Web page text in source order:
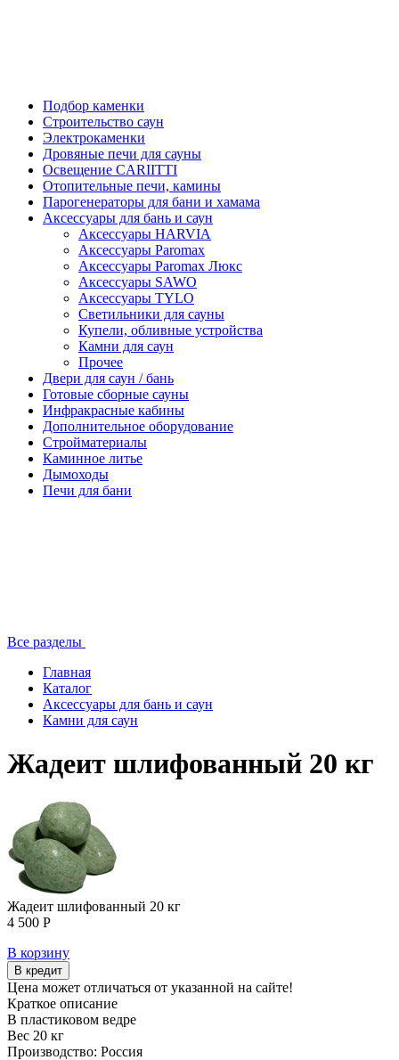
Подбор каменки
Строительство саун
Электрокаменки
Дровяные печи для сауны
Освещение CARIITTI
Отопительные печи, камины
Парогенераторы для бани и хамама
Аксессуары для бань и саун
Аксессуары HARVIA
Аксессуары Paromax
Аксессуары Paromax Люкс
Аксессуары SAWO
Аксессуары TYLO
Светильники для сауны
Купели, обливные устройства
Камни для саун
Прочее
Двери для саун / бань
Готовые сборные сауны
Инфракрасные кабины
Дополнительное оборудование
Стройматериалы
Каминное литье
Дымоходы
Печи для бани
Все разделы
Главная
Каталог
Аксессуары для бань и саун
Камни для саун
Жадеит шлифованный 20 кг
Жадеит шлифованный 20 кг
4 500 Р
В корзину
В кредит
Цена может отличаться от указанной на сайте!
Краткое описание
В пластиковом ведре
Вес 20 кг
Производство: Россия